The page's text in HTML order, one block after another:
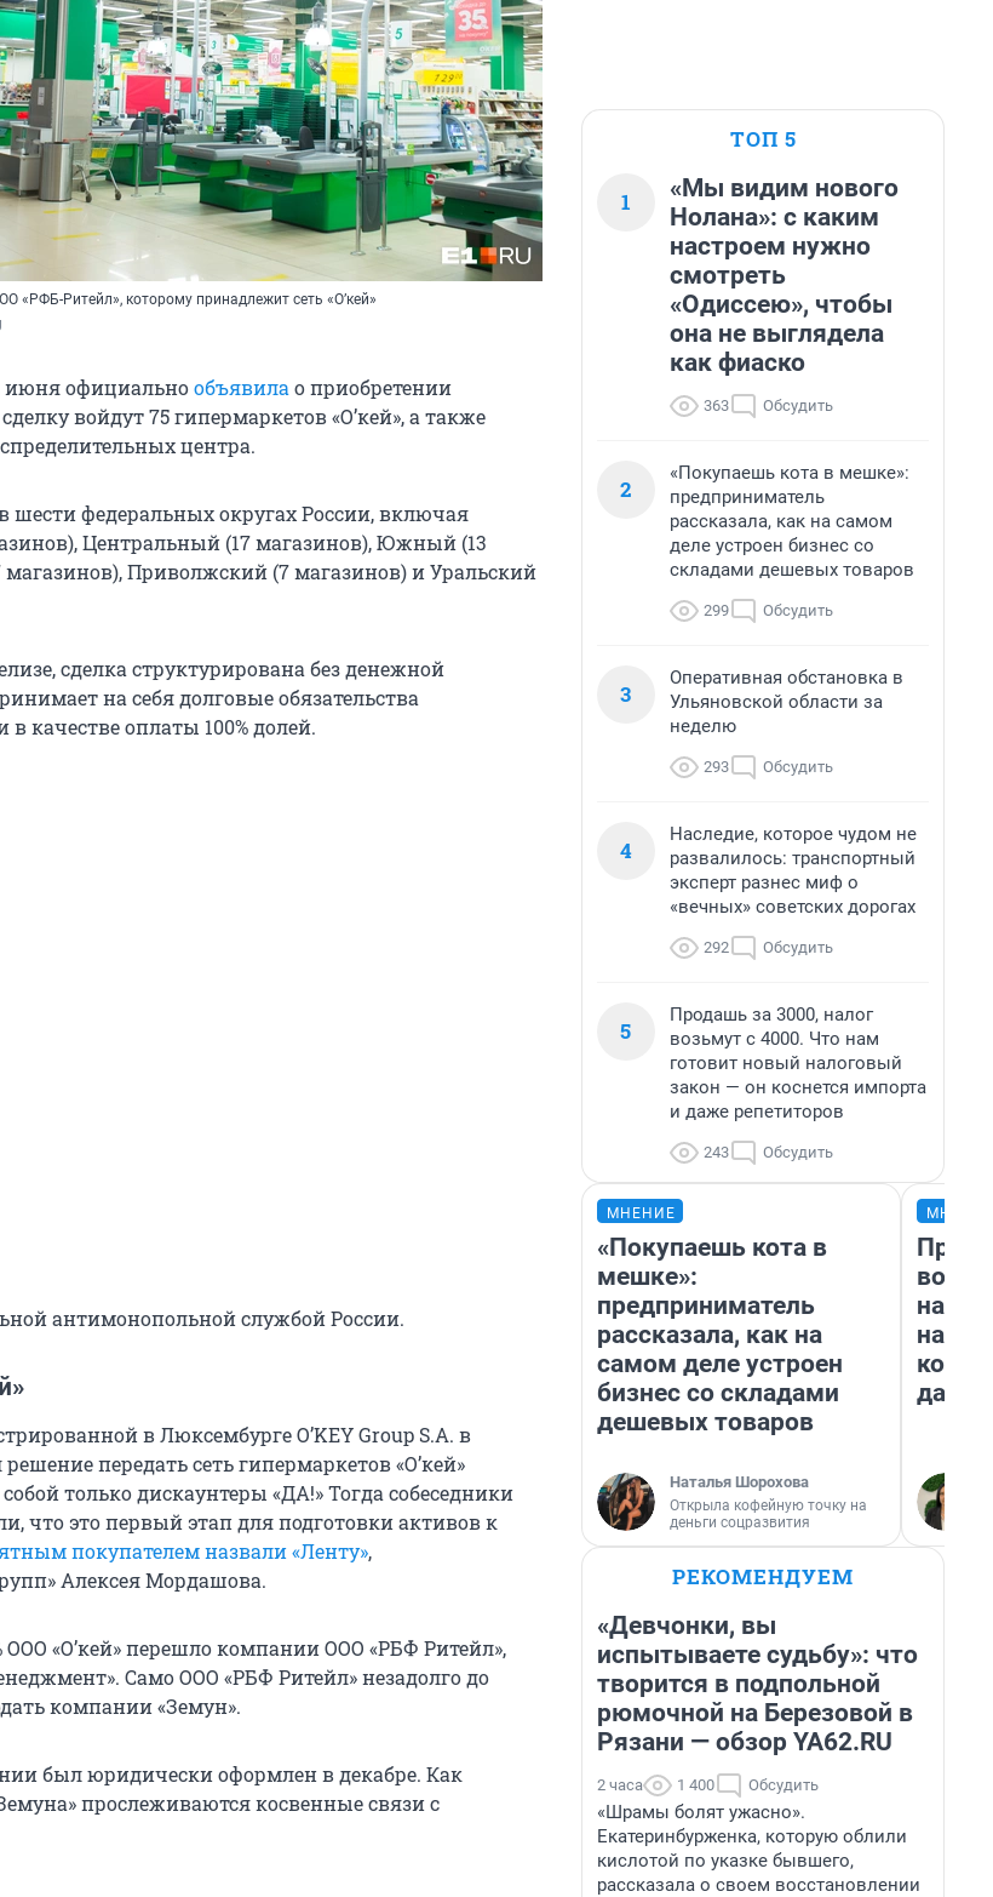
«РФБ-Ритейл», которому принадлежит сеть «О’кей»
июня официальнообъявила о приобретении
войдут 75 гипермаркетов «О’кей», а также
центра.
федеральных округах России, включая
Центральный (17 магазинов), Южный (13
Приволжский (7 магазинов) и Уральский
сделка структурирована без денежной
на себя долговые обязательства
качестве оплаты 100% долей.
антимонопольной службой России.
в Люксембурге O’KEY Group S.A. в
передать сеть гипермаркетов «О’кей»
только дискаунтеры «ДА!» Тогда собеседники
что это первый этап для подготовки активов к
покупателем назвали «Ленту»,
Алексея Мордашова.
ООО «О’кей» перешло компании ООО «РБФ Ритейл»,
Само ООО «РБФ Ритейл» незадолго до
компании «Земун».
был юридически оформлен в декабре. Как
прослеживаются косвенные связи с
ТОП 5
1
«Мы видим нового
Нолана»: с каким
настроем нужно
смотреть
«Одиссею», чтобы
она не выглядела
как фиаско
363 Обсудить
2
«Покупаешь кота в мешке»:
предприниматель
рассказала, как на самом
деле устроен бизнес со
складами дешевых товаров
299 Обсудить
3
Оперативная обстановка в
Ульяновской области за
неделю
293 Обсудить
4
Наследие, которое чудом не
развалилось: транспортный
эксперт разнес миф о
«вечных» советских дорогах
292 Обсудить
5
Продашь за 3000, налог
возьмут с 4000. Что нам
готовит новый налоговый
закон — он коснется импорта
и даже репетиторов
243 Обсудить
МНЕНИЕ
«Покупаешь кота в
мешке»:
предприниматель
рассказала, как на
самом деле устроен
бизнес со складами
дешевых товаров
Наталья Шорохова
Открыла кофейную точку на
деньги соцразвития
нам
даже
РЕКОМЕНДУЕМ
«Девчонки, вы
испытываете судьбу»: что
творится в подпольной
рюмочной на Березовой в
Рязани — обзор YA62.RU
2 часа 1 400 Обсудить
«Шрамы болят ужасно».
Екатеринбурженка, которую облили
кислотой по указке бывшего,
рассказала о своем восстановлении